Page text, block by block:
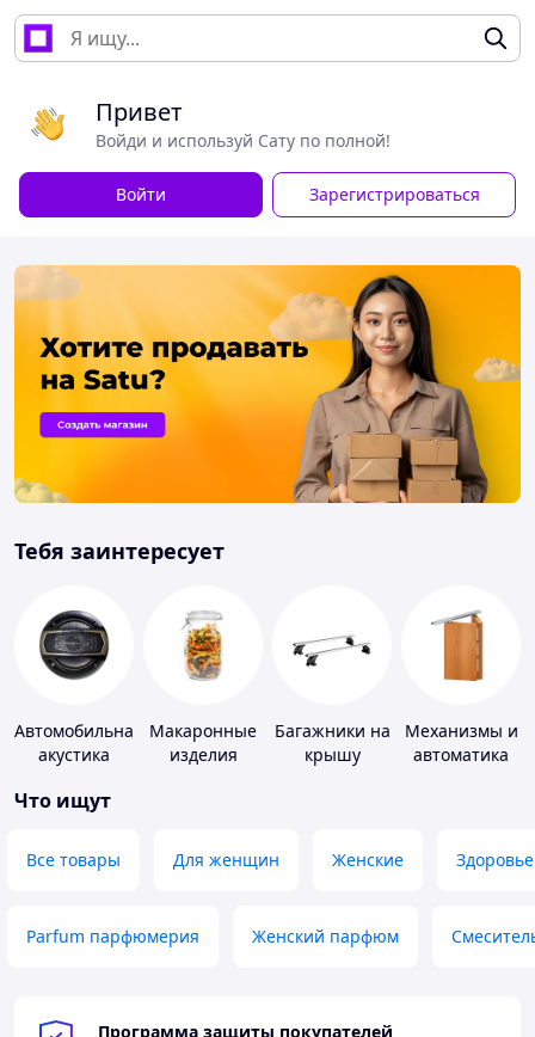
Привет
Войди и используй Сату по полной!
Войти Зарегистрироваться
Тебя заинтересует
Автомобильная
акустика
Макаронные
изделия
Багажники на
крышу
Механизмы и
автоматика
Что ищут
Все товары Для женщин Женские Здоровье
Parfum парфюмерия Женский парфюм
Программа защиты покупателей